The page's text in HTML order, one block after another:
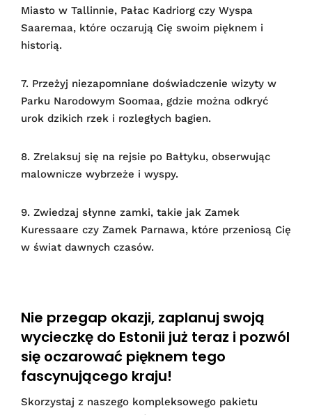
Miasto w Tallinnie, Pałac Kadriorg czy Wyspa
Saaremaa, które oczarują Cię swoim pięknem i
historią.
7. Przeżyj niezapomniane doświadczenie wizyty w
Parku Narodowym Soomaa, gdzie można odkryć
urok dzikich rzek i rozległych bagien.
8. Zrelaksuj się na rejsie po Bałtyku, obserwując
malownicze wybrzeże i wyspy.
9. Zwiedzaj słynne zamki, takie jak Zamek
Kuressaare czy Zamek Parnawa, które przeniosą Cię
w świat dawnych czasów.
Nie przegap okazji, zaplanuj swoją
wycieczkę do Estonii już teraz i pozwól
się oczarować pięknem tego
fascynującego kraju!
Skorzystaj z naszego kompleksowego pakietu